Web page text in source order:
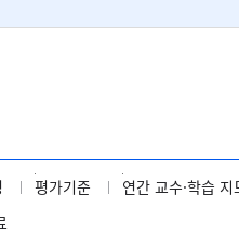
평가기준 연간 교수·학습 지